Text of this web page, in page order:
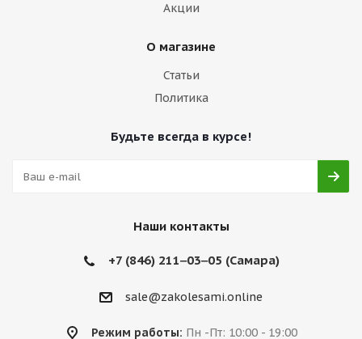
Акции
О магазине
Статьи
Политика
Будьте всегда в курсе!
Наши контакты
+7 (846) 211‒03‒05 (Самара)
sale@zakolesami.online
Режим работы: Пн -Пт: 10:00 - 19:00